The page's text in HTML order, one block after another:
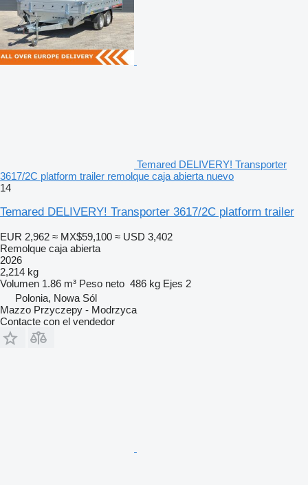
Temared DELIVERY! Transporter
3617/2C platform trailer remolque caja abierta nuevo
14
Temared DELIVERY! Transporter 3617/2C platform trailer
EUR 2,962 ≈ MX$59,100 ≈ USD 3,402
Remolque caja abierta
2026
2,214 kg
Volumen 1.86 m³ Peso neto 486 kg Ejes 2
Polonia, Nowa Sól
Mazzo Przyczepy - Modrzyca
Contacte con el vendedor